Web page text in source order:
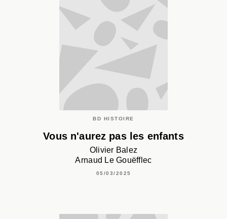
BD HISTOIRE
Vous n'aurez pas les enfants
Olivier Balez
Arnaud Le Gouëfflec
05/03/2025